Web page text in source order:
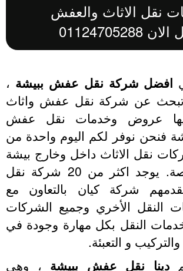
نقل الاثاث والعفش
شركة نقل عفش ببيشة،
عن شركة نقل عفش واثاث
عروض وخدمات نقل عفش
نوفر لكم اليوم واحدة من
نقل الاثاث داخل وخارج بيشة
مع اسعار رخيصة. يوجد اكثر من 20 شركة نقل
شركة كيان بالتعاون مع
الأخري وجميع الشركات
النقل بكل مهارة وجودة في
و التعبئة.
دينا نقل عفش ببيشة، وهي